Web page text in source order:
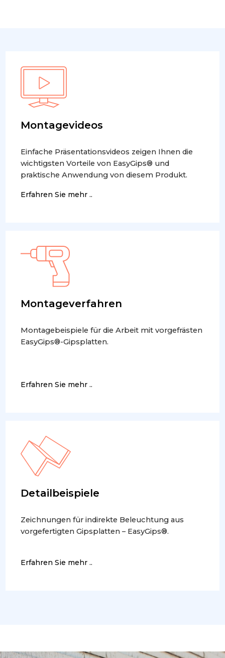
Montagevideos
Einfache Präsentationsvideos zeigen Ihnen die
wichtigsten Vorteile von EasyGips® und
praktische Anwendung von diesem Produkt.
Erfahren Sie mehr ..
Montageverfahren
Montagebeispiele für die Arbeit mit vorgefrästen
EasyGips®-Gipsplatten.
Erfahren Sie mehr ..
Detailbeispiele
Zeichnungen für indirekte Beleuchtung aus
vorgefertigten Gipsplatten – EasyGips®.
Erfahren Sie mehr ..